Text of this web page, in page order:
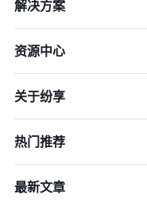
解决方案
资源中心
关于纷享
热门推荐
最新文章